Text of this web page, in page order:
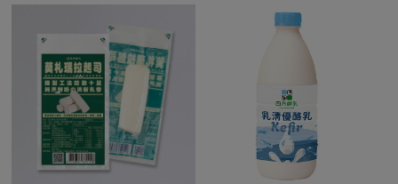
居家好物
美妝保養
家庭清潔
日用品
飲品
主題食譜
異國料理
主婦聯盟X樂齡網特約優惠案
30%rPET紅烏龍茶
2024農業發展計畫年度報告
更多議題活動
公益金
更多議題
生活者e週報
綠主張月刊
社員權益
合作社法規
社務專區
選舉專區